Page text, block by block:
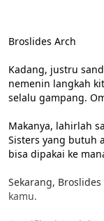
Broslides Arch
Kadang, justru
nemenin langkah
selalu gampang.
Makanya, lahirlah
Sisters yang butuh
bisa dipakai ke
Sekarang,
kamu.